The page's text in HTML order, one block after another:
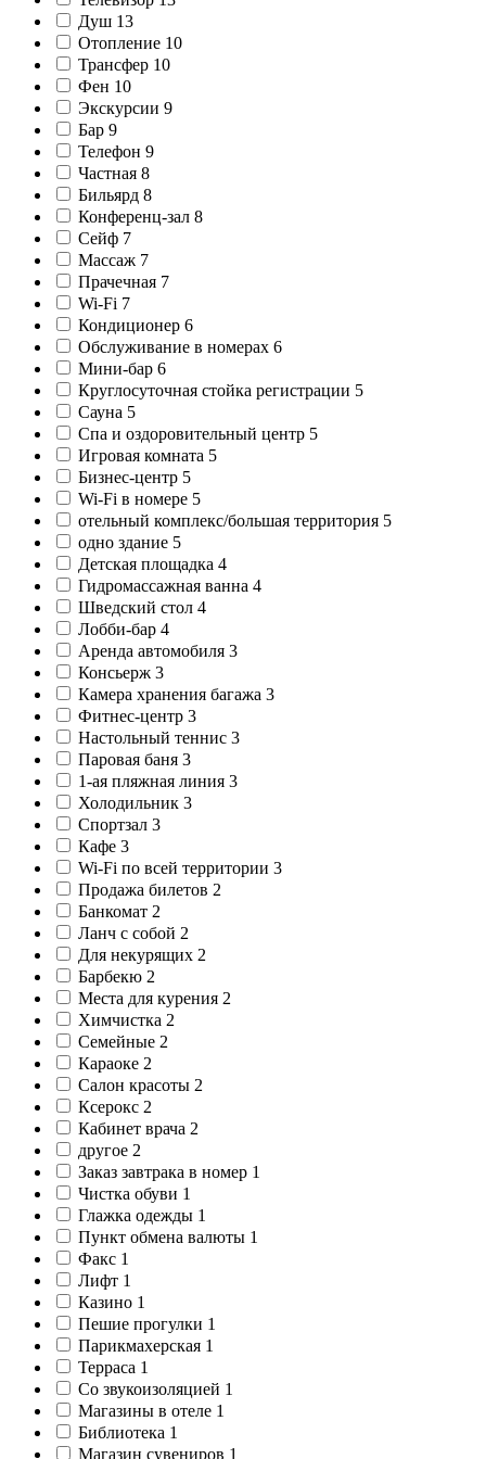
Душ 13
Отопление 10
Трансфер 10
Фен 10
Экскурсии 9
Бар 9
Телефон 9
Частная 8
Бильярд 8
Конференц-зал 8
Сейф 7
Массаж 7
Прачечная 7
Wi-Fi 7
Кондиционер 6
Обслуживание в номерах 6
Мини-бар 6
Круглосуточная стойка регистрации 5
Сауна 5
Спа и оздоровительный центр 5
Игровая комната 5
Бизнес-центр 5
Wi-Fi в номере 5
отельный комплекс/большая территория 5
одно здание 5
Детская площадка 4
Гидромассажная ванна 4
Шведский стол 4
Лобби-бар 4
Аренда автомобиля 3
Консьерж 3
Камера хранения багажа 3
Фитнес-центр 3
Настольный теннис 3
Паровая баня 3
1-ая пляжная линия 3
Холодильник 3
Спортзал 3
Кафе 3
Wi-Fi по всей территории 3
Продажа билетов 2
Банкомат 2
Ланч с собой 2
Для некурящих 2
Барбекю 2
Места для курения 2
Химчистка 2
Семейные 2
Караоке 2
Салон красоты 2
Ксерокс 2
Кабинет врача 2
другое 2
Заказ завтрака в номер 1
Чистка обуви 1
Глажка одежды 1
Пункт обмена валюты 1
Факс 1
Лифт 1
Казино 1
Пешие прогулки 1
Парикмахерская 1
Терраса 1
Со звукоизоляцией 1
Магазины в отеле 1
Библиотека 1
Магазин сувениров 1